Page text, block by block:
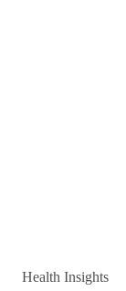
Health Insights